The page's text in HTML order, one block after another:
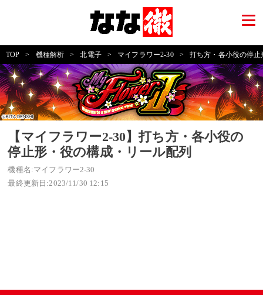
TOP > 機種解析 > 北電子 > マイフラワー2-30 > 打ち方・各小役の停
【マイフラワー2-30】打ち方・各小役の
停止形・役の構成・リール配列
機種名:マイフラワー2-30
最終更新日:2023/11/30 12:15